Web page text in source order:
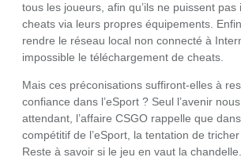
tous les joueurs, afin qu’ils ne puissent pas
cheats via leurs propres équipements.
rendre le réseau local non connecté à
impossible le téléchargement de cheats.
Mais ces préconisations suffiront-elles à
confiance dans l’eSport ? Seul l’avenir
attendant, l’affaire CSGO rappelle que
compétitif de l’eSport, la tentation de
Reste à savoir si le jeu en vaut la chandelle.